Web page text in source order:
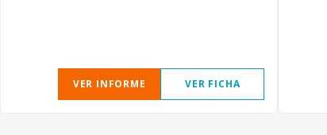
VER INFORME VER FICHA